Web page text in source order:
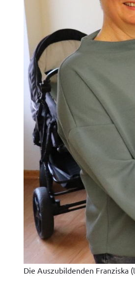
Die Auszubildenden Franziska